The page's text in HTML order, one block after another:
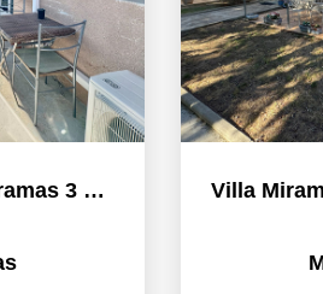
Villa Miramas 2 pièce(s) 49 m²